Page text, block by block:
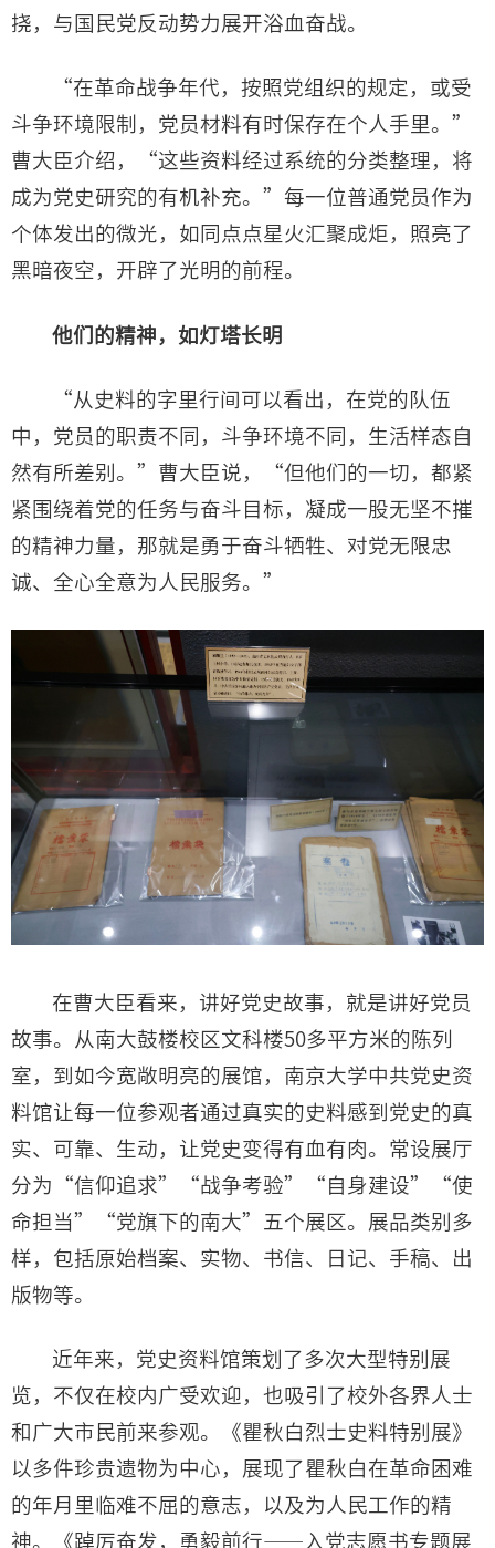
挠，与国民党反动势力展开浴血奋战。
“在革命战争年代，按照党组织的规定，或受
斗争环境限制，党员材料有时保存在个人手里。”
曹大臣介绍，“这些资料经过系统的分类整理，将
成为党史研究的有机补充。”每一位普通党员作为
个体发出的微光，如同点点星火汇聚成炬，照亮了
黑暗夜空，开辟了光明的前程。
他们的精神，如灯塔长明
“从史料的字里行间可以看出，在党的队伍
中，党员的职责不同，斗争环境不同，生活样态自
然有所差别。”曹大臣说，“但他们的一切，都紧
紧围绕着党的任务与奋斗目标，凝成一股无坚不摧
的精神力量，那就是勇于奋斗牺牲、对党无限忠
诚、全心全意为人民服务。”
在曹大臣看来，讲好党史故事，就是讲好党员
故事。从南大鼓楼校区文科楼50多平方米的陈列
室，到如今宽敞明亮的展馆，南京大学中共党史资
料馆让每一位参观者通过真实的史料感到党史的真
实、可靠、生动，让党史变得有血有肉。常设展厅
分为“信仰追求”“战争考验”“自身建设”“使
命担当”“党旗下的南大”五个展区。展品类别多
样，包括原始档案、实物、书信、日记、手稿、出
版物等。
近年来，党史资料馆策划了多次大型特别展
览，不仅在校内广受欢迎，也吸引了校外各界人士
和广大市民前来参观。《瞿秋白烈士史料特别展》
以多件珍贵遗物为中心，展现了瞿秋白在革命困难
的年月里临难不屈的意志，以及为人民工作的精
神。《踔厉奋发，勇毅前行——入党志愿书专题展